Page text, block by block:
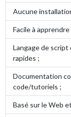
Aucune
Facile à
Langage de
rapides ;
Documentation
code/tutoriels ;
Basé sur le Web